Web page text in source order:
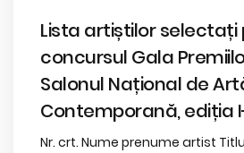
Lista artiștilor selectați
concursul Gala
Salonul Național de
Contemporană, ediția
Nr. crt. Nume prenume artist